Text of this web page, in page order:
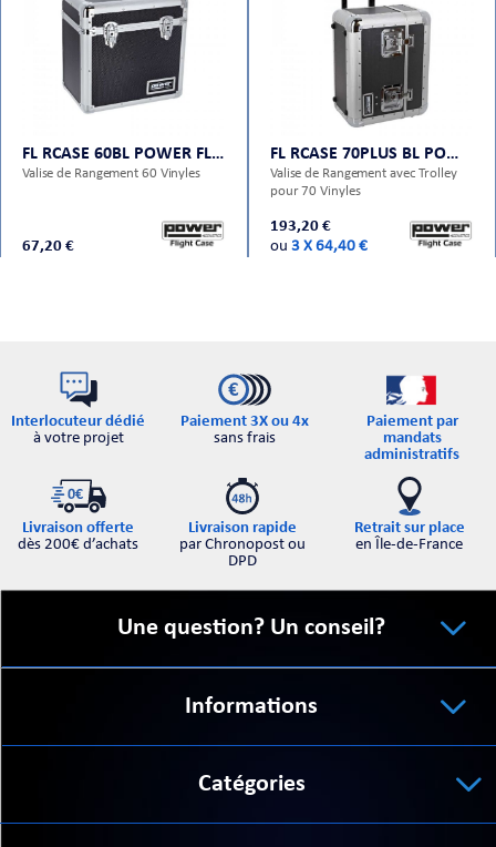
FL RCASE 60BL POWER FLIGHT CASES
Valise de Rangement 60 Vinyles
67,20 €
FL RCASE 70PLUS BL POWER FLIGHT CASES
Valise de Rangement avec Trolley
pour 70 Vinyles
193,20 €
ou 3 X 64,40 €
Interlocuteur dédié
à votre projet
Paiement 3X ou 4x
sans frais
Paiement par
mandats
administratifs
Livraison offerte
dès 200€ d’achats
Livraison rapide
par Chronopost ou
DPD
Retrait sur place
en Île-de-France
Une question? Un conseil?
Informations
Catégories